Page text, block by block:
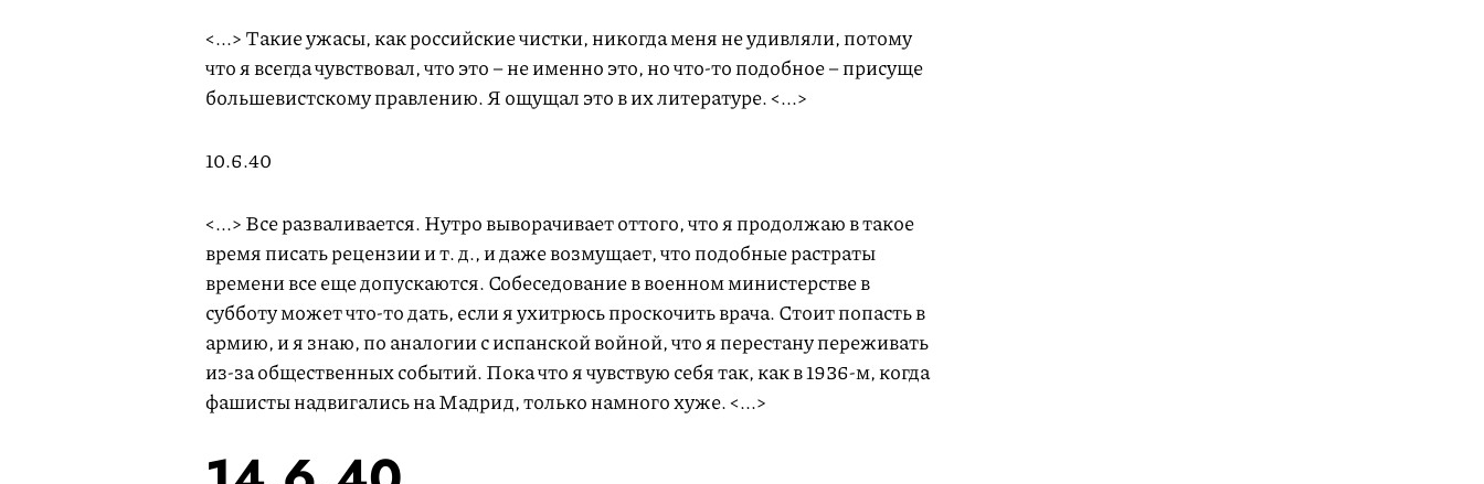
<...> Такие ужасы, как российские чистки, никогда меня не удивляли, потому
что я всегда чувствовал, что это – не именно это, но что-то подобное – присуще
большевистскому правлению. Я ощущал это в их литературе. <...>
10.6.40
<...> Все разваливается. Нутро выворачивает оттого, что я продолжаю в такое
время писать рецензии и т. д., и даже возмущает, что подобные растраты
времени все еще допускаются. Собеседование в военном министерстве в
субботу может что-то дать, если я ухитрюсь проскочить врача. Стоит попасть в
армию, и я знаю, по аналогии с испанской войной, что я перестану переживать
из-за общественных событий. Пока что я чувствую себя так, как в 1936-м, когда
фашисты надвигались на Мадрид, только намного хуже. <...>